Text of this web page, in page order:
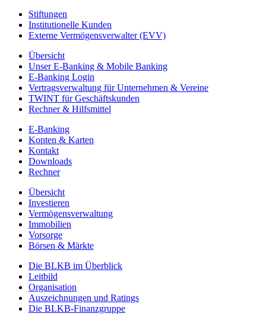
Stiftungen
Institutionelle Kunden
Externe Vermögensverwalter (EVV)
Übersicht
Unser E-Banking & Mobile Banking
E-Banking Login
Vertragsverwaltung für Unternehmen & Vereine
TWINT für Geschäftskunden
Rechner & Hilfsmittel
E-Banking
Konten & Karten
Kontakt
Downloads
Rechner
Übersicht
Investieren
Vermögensverwaltung
Immobilien
Vorsorge
Börsen & Märkte
Die BLKB im Überblick
Leitbild
Organisation
Auszeichnungen und Ratings
Die BLKB-Finanzgruppe